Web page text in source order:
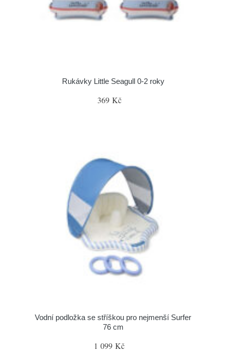
Rukávky Little Seagull 0-2 roky
369 Kč
Vodní podložka se stříškou pro nejmenší Surfer
76 cm
1 099 Kč